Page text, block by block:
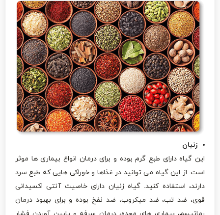
زنیان
این گیاه دارای طبع گرم بوده و برای درمان انواع بیماری ها موثر
است. از این گیاه می توانید در غذاها و خوراکی هایی که طبع سرد
دارند، استفاده کنید. گیاه زنیان دارای خاصیت آنتی اکسیدانی
قوی، ضد تب، ضد میکروب، ضد نفخ بوده و برای بهبود درمان